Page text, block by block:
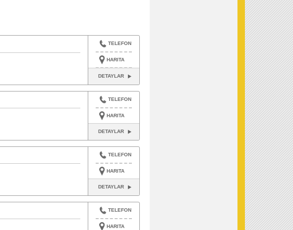
TELEFON
HARITA
DETAYLAR
TELEFON
HARITA
DETAYLAR
TELEFON
HARITA
DETAYLAR
TELEFON
HARITA